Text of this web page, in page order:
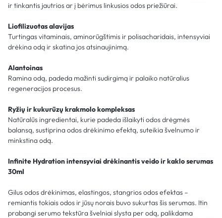
ir tinkantis jautrios ar į bėrimus linkusios odos priežiūrai.
Liofilizuotas alavijas
Turtingas vitaminais, aminorūgštimis ir polisacharidais, intensyviai
drėkina odą ir skatina jos atsinaujinimą.
Alantoinas
Ramina odą, padeda mažinti sudirgimą ir palaiko natūralius
regeneracijos procesus.
Ryžių ir kukurūzų krakmolo kompleksas
Natūralūs ingredientai, kurie padeda išlaikyti odos drėgmės
balansą, sustiprina odos drėkinimo efektą, suteikia švelnumo ir
minkstina odą.
Infinite Hydration intensyviai drėkinantis veido ir kaklo serumas
30ml
Gilus odos drėkinimas, elastingos, stangrios odos efektas –
remiantis tokiais odos ir jūsų norais buvo sukurtas šis serumas. Itin
prabangi serumo tekstūra švelniai slysta per odą, palikdama